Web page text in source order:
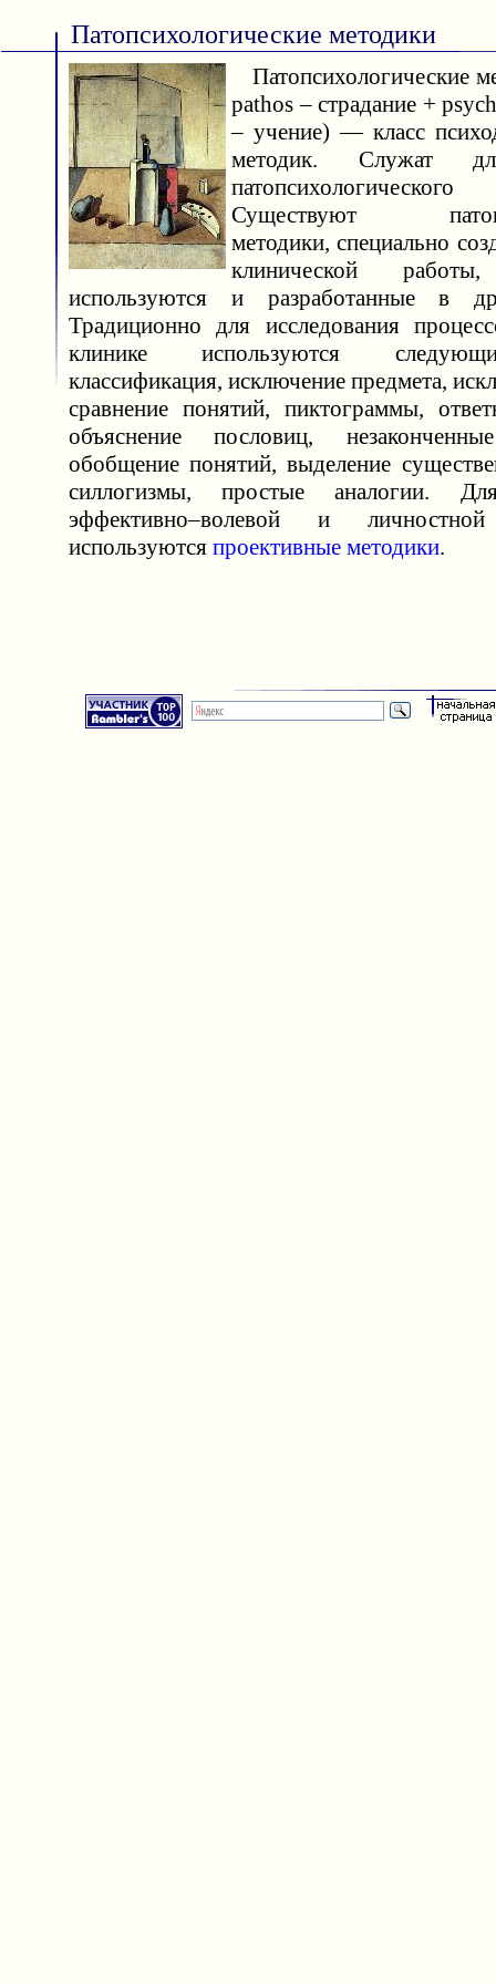
Патопсихологические методики
Патопсихологические
pathos – страдание +
– учение) — класс
методик. Служат
Существуют
методики, специально
клинической
используются и разработанные в
Традиционно для исследования
клинике используются
классификация, исключение предмета,
сравнение понятий, пиктограммы,
объяснение пословиц,
обобщение понятий, выделение
силлогизмы, простые аналогии.
эффективно–волевой и
используются проективные методики.